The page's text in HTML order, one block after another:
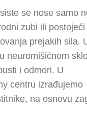
se nose samo
zubi ili
prejakih sila.
neuromišićnom
i odmori. U
centru izrađujemo
na osnovu